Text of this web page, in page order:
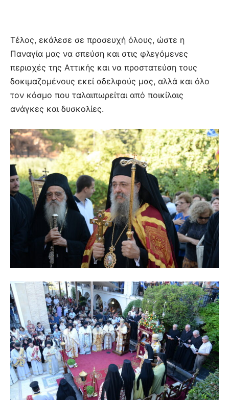
Τέλος, εκάλεσε σε προσευχή όλους, ώστε η
Παναγία μας να σπεύση και στις φλεγόμενες
περιοχές της Αττικής και να προστατεύση τους
δοκιμαζομένους εκεί αδελφούς μας, αλλά και όλο
τον κόσμο που ταλαιπωρείται από ποικίλαις
ανάγκες και δυσκολίες.